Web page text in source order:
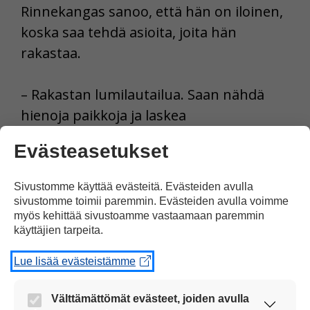
Rinnekangas sanoo, että hän on iloinen,
koska saa tehdä asioita, joita hän
rakastaa.
– Rakastan lumilautailua. Saan nähdä
hienoja paikkoja ja laskea
– Tykkään myös rullalautailusta ja
golfista. Kesämökillä sauna on aina
lämpimänä. Vietän siellä paljon aikaa
vanhempieni ja ystävieni kanssa.
Evästeasetukset
Sivustomme käyttää evästeitä. Evästeiden avulla
sivustomme toimii paremmin. Evästeiden avulla voimme
myös kehittää sivustoamme vastaamaan paremmin
käyttäjien tarpeita.
Lue lisää evästeistämme
Välttämättömät evästeet, joiden avulla